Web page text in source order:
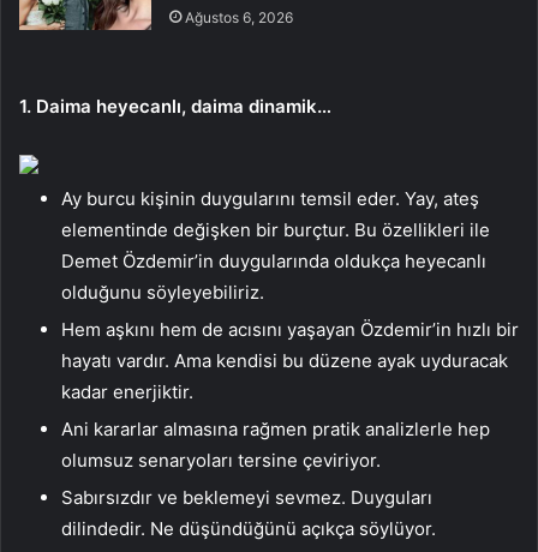
Ağustos 6, 2026
1. Daima heyecanlı, daima dinamik…
Ay burcu kişinin duygularını temsil eder. Yay, ateş
elementinde değişken bir burçtur. Bu özellikleri ile
Demet Özdemir’in duygularında oldukça heyecanlı
olduğunu söyleyebiliriz.
Hem aşkını hem de acısını yaşayan Özdemir’in hızlı bir
hayatı vardır. Ama kendisi bu düzene ayak uyduracak
kadar enerjiktir.
Ani kararlar almasına rağmen pratik analizlerle hep
olumsuz senaryoları tersine çeviriyor.
Sabırsızdır ve beklemeyi sevmez. Duyguları
dilindedir. Ne düşündüğünü açıkça söylüyor.